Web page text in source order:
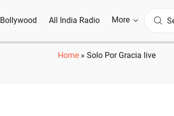
Bollywood All India Radio More
Home » Solo Por Gracia live